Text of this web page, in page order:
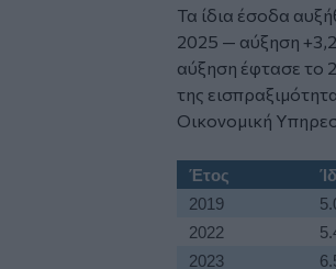
Τα ίδια έσοδα
2025 — αύξηση
αύξηση έφτασε το
της
Οικονομική
Έτος
2019
2022
2023